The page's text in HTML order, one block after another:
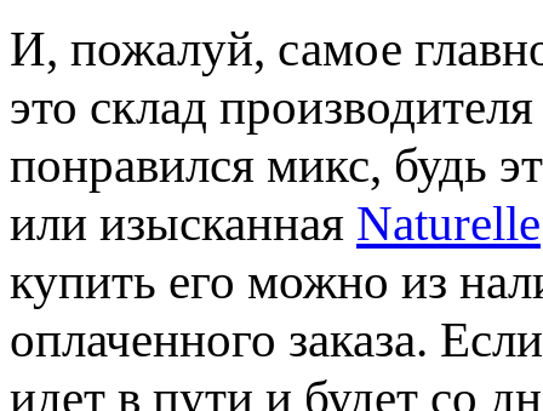
И, пожалуй, самое
это склад
понравился микс, будь
или изысканная Naturelle
купить его можно из
оплаченного заказа.
идет в пути и будет со